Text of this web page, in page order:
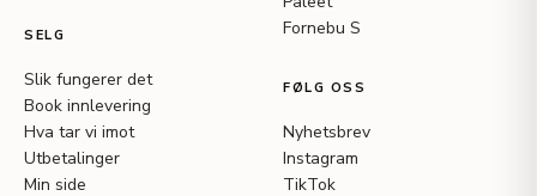
SELG
Slik fungerer det
Book innlevering
Hva tar vi imot
Utbetalinger
Min side
Fornebu S
FØLG OSS
Nyhetsbrev
Instagram
TikTok